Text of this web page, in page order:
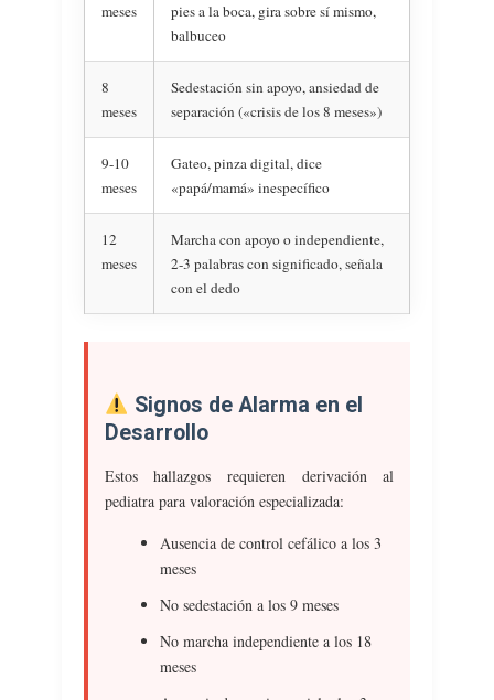
meses
pies a la boca, gira sobre sí mismo,
balbuceo
8
meses
Sedestación sin apoyo, ansiedad de
separación («crisis de los 8 meses»)
9-10
meses
Gateo, pinza digital, dice
«papá/mamá» inespecífico
12
meses
Marcha con apoyo o independiente,
2-3 palabras con significado, señala
con el dedo
Signos de Alarma en el
Desarrollo
Estos hallazgos requieren derivación al
pediatra para valoración especializada:
Ausencia de control cefálico a los 3
meses
No sedestación a los 9 meses
No marcha independiente a los 18
meses